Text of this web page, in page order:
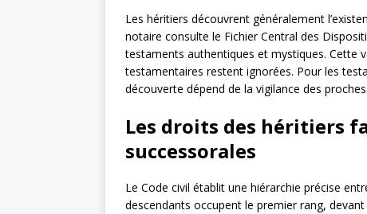
Les héritiers découvrent généralement
notaire consulte le Fichier Central des
testaments authentiques et mystiques. Cette
testamentaires restent ignorées. Pour les
découverte dépend de la vigilance des proches.
Les droits des héritiers
successorales
Le Code civil établit une hiérarchie précise
descendants occupent le premier rang,